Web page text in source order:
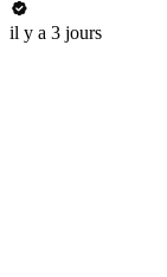
il y a 3 jours